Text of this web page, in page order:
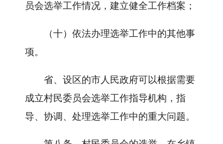
员会选举工作情况，建立健全工作档案；
（十）依法办理选举工作中的其他事
项。
省、设区的市人民政府可以根据需要
成立村民委员会选举工作指导机构，指
导、协调、处理选举工作中的重大问题。